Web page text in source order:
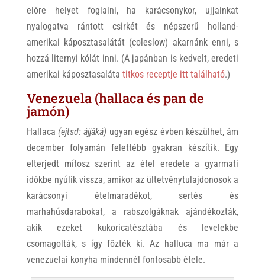
előre helyet foglalni, ha karácsonykor, ujjainkat
nyalogatva rántott csirkét és népszerű holland-
amerikai káposztasalátát (coleslow) akarnánk enni, s
hozzá liternyi kólát inni. (A japánban is kedvelt, eredeti
amerikai káposztasaláta titkos receptje itt található.)
Venezuela (hallaca és pan de
jamón)
Hallaca (ejtsd: ájjáká) ugyan egész évben készülhet, ám
december folyamán felettébb gyakran készítik. Egy
elterjedt mítosz szerint az étel eredete a gyarmati
időkbe nyúlik vissza, amikor az ültetvénytulajdonosok a
karácsonyi ételmaradékot, sertés és
marhahúsdarabokat, a rabszolgáknak ajándékozták,
akik ezeket kukoricatésztába és levelekbe
csomagolták, s így főzték ki. Az halluca ma már a
venezuelai konyha mindennél fontosabb étele.